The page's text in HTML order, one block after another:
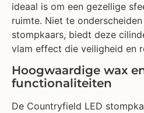
ideaal is om een gezellige
ruimte. Niet te
stompkaars, biedt deze
vlam effect die veiligheid en
Hoogwaardige wax
functionaliteiten
De Countryfield LED